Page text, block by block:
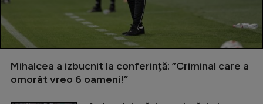
Mihalcea a izbucnit la conferință: ”Criminal care a
omorât vreo 6 oameni!”